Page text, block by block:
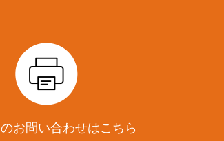
お問い合わせはこちら